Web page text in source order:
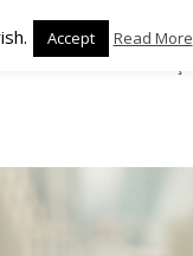
Accept Read More